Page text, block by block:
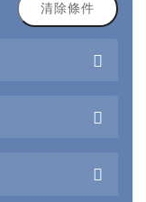
清除條件